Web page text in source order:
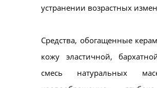
устранении возрастных
Средства, обогащенные
кожу эластичной,
смесь натуральных